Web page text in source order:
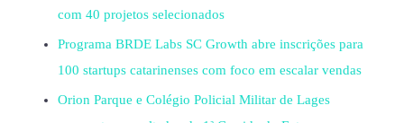
com 40 projetos selecionados
Programa BRDE Labs SC Growth abre inscrições para
100 startups catarinenses com foco em escalar vendas
Orion Parque e Colégio Policial Militar de Lages